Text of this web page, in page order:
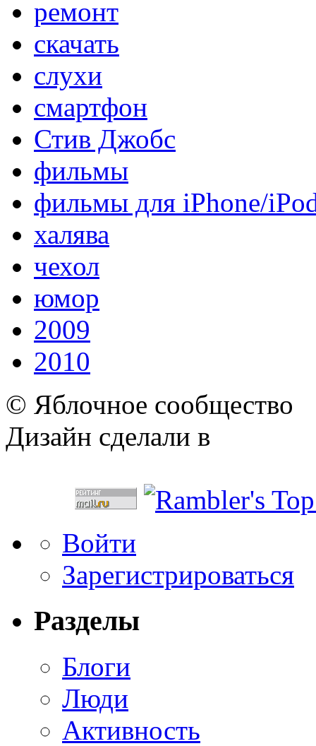
ремонт
скачать
слухи
смартфон
Стив Джобс
фильмы
фильмы для iPhone/
халява
чехол
юмор
2009
2010
© Яблочное сообщество
Дизайн сделали в
Войти
Зарегистрироваться
Разделы
Блоги
Люди
Активность